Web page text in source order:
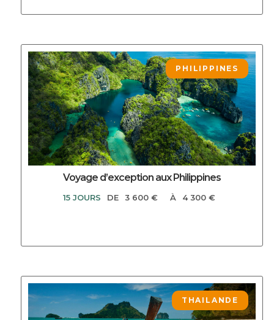
Voyage d’exception aux Philippines
15 JOURS DE 3 600 € À 4 300 €
DECOUVRIR CE CIRCUIT PHILIPPINES
DECOUVRIR CE CIRCUIT THAILANDE